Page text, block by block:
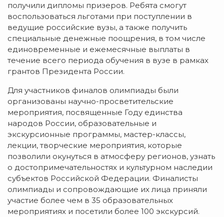
получили дипломы призеров. Ребята смогут
воспользоваться льготами при поступлении в
ведущие российские вузы, а также получить
специальные денежные поощрения, в том числе
единовременные и ежемесячные выплаты в
течение всего периода обучения в вузе в рамках
грантов Президента России.
Для участников финалов олимпиады были
организованы научно-просветительские
мероприятия, посвященные Году единства
народов России, образовательные и
экскурсионные программы, мастер-классы,
лекции, творческие мероприятия, которые
позволили окунуться в атмосферу регионов, узнать
о достопримечательностях и культурном наследии
субъектов Российской Федерации. Финалисты
олимпиады и сопровождающие их лица приняли
участие более чем в 35 образовательных
мероприятиях и посетили более 100 экскурсий.